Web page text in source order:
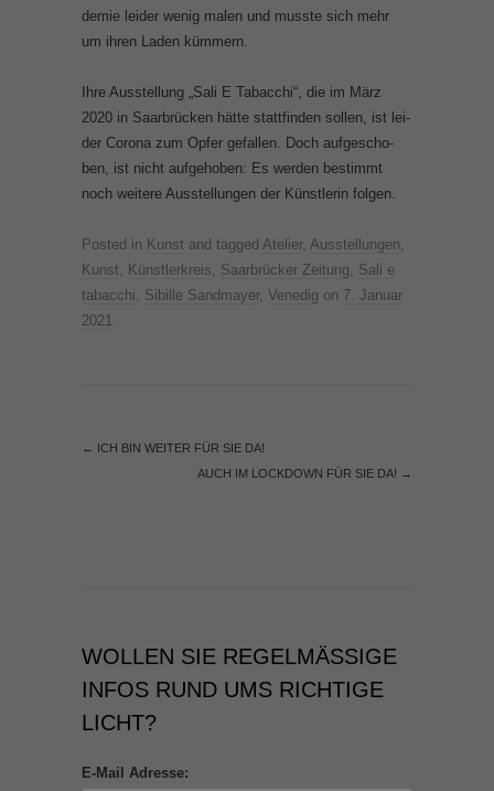
de­mie lei­der we­nig ma­len und muss­te sich mehr
um ih­ren La­den küm­mern.
Ih­re Aus­stel­lung „Sa­li E Ta­bac­chi“, die im März
2020 in Saar­brü­cken hät­te statt­fin­den sol­len, ist lei­
der Co­ro­na zum Op­fer ge­fal­len. Doch auf­ge­scho­
ben, ist nicht auf­ge­ho­ben: Es wer­den be­stimmt
noch wei­te­re Aus­stel­lun­gen der Künst­le­rin fol­gen.
Posted in Kunst and tagged Atelier, Ausstellungen
Kunst
Künstlerkreis Saarbrücker Zeitung
Sali e
tabacchi
Sibille Sandmayer, Venedig on 7. Januar
2021
← ICH BIN WEITER FÜR SIE DA!
AUCH IM LOCKDOWN FÜR SIE DA! →
WOLLEN SIE REGELMÄSSIGE I
NFOS RUND UMS RICHTIGE L
ICHT?
E-Mail Adresse: